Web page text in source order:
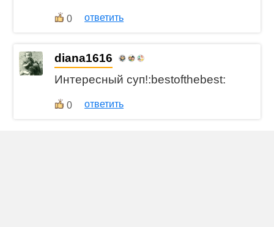
0 ответить
diana1616
Интересный суп!:bestofthebest:
0 ответить